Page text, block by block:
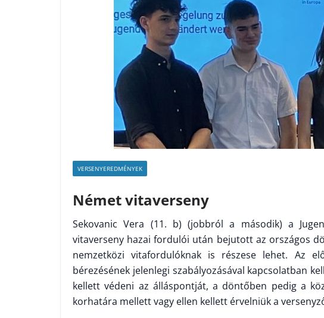
VERSENYEREDMÉNYEK
Német vitaverseny
Sekovanic Vera (11. b) (jobbról a második) a
vitaverseny hazai fordulói után bejutott az országos
nemzetközi vitafordulóknak is részese lehet. Az
bérezésének jelenlegi szabályozásával kapcsolatban
kellett védeni az álláspontját, a döntőben pedig a
korhatára mellett vagy ellen kellett érvelniük a